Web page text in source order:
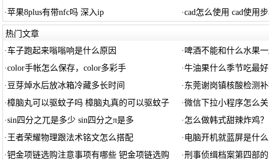
·苹果8plus有带nfc吗 深入ip ·cad怎么使用 cad使用
热门文章
·车子跑起来嗡嗡响是什么原因 · 啤酒不能和什么水果
·color手帐怎么保存，color多彩手 ·牛油果什么季节吃最
· 豆芽焯水后放冰箱冷藏多长时间 · 东莞谢岗镇核酸检测
·樟脑丸可以驱蚊子吗 樟脑丸真的可以驱蚊子 ·微信下拉小程序怎么
·sin四分之兀是多少 sin四分之π是多 · 怎么做韩式甜辣炸鸡？
· 王者荣耀物理跟法术铭文怎么搭配 · 电脑开机就蓝屏是什
·钯金项链选购注意事项有哪些 钯金项链选购 ·刑事侦缉档案第四部